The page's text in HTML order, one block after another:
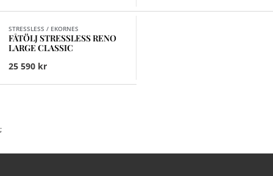
STRESSLESS / EKORNES
FÅTÖLJ STRESSLESS RENO
LARGE CLASSIC
25 590 kr
;